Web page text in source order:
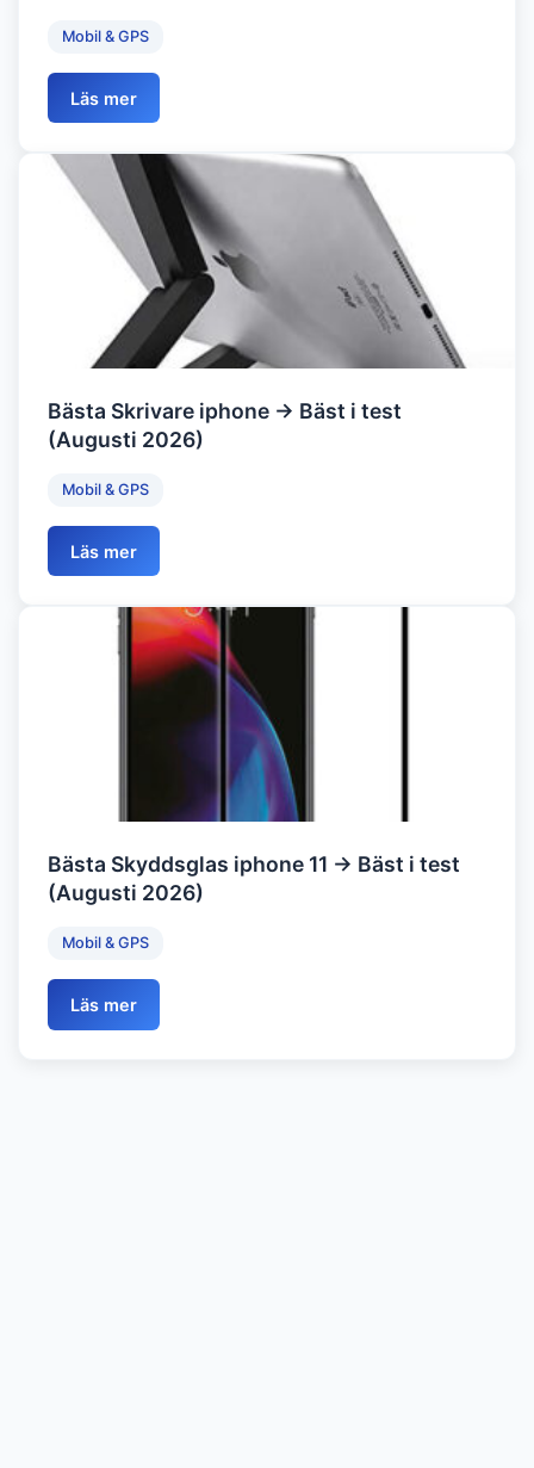
Mobil & GPS
Läs mer
Bästa Skrivare iphone → Bäst i test
(Augusti 2026)
Mobil & GPS
Läs mer
Bästa Skyddsglas iphone 11 → Bäst i test
(Augusti 2026)
Mobil & GPS
Läs mer